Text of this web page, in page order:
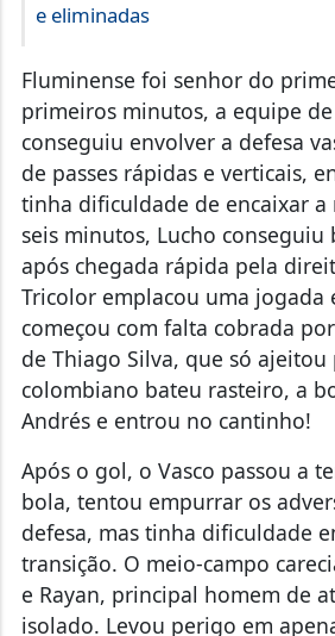
e eliminadas
Fluminense foi senhor do
primeiros minutos, a equipe
conseguiu envolver a defesa
de passes rápidas e verticais,
tinha dificuldade de encaixar a
seis minutos, Lucho conseguiu
após chegada rápida pela
Tricolor emplacou uma jogada
começou com falta cobrada
de Thiago Silva, que só ajeitou
colombiano bateu rasteiro, a
Andrés e entrou no cantinho!
Após o gol, o Vasco passou a
bola, tentou empurrar os
defesa, mas tinha dificuldade
transição. O meio-campo
e Rayan, principal homem de
isolado. Levou perigo em